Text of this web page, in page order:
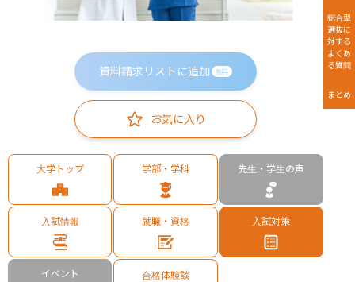
資料請求リストに追加 無料
お気に入り
大学トップ 学部・学科 先生・学生の声
入試情報 就職・資格 入試対策
イベント 合格体験談
総合型
選抜に
対する
よくあ
る質問
まとめ